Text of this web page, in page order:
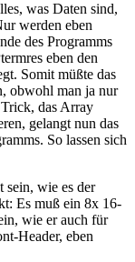
was Daten sind,
werden eben
des Programms
eben den
Somit müßte das
obwohl man ja nur
das Array
gelangt nun das
So lassen sich
sein, wie es der
Es muß ein 8x 16-
wie er auch für
Header, eben